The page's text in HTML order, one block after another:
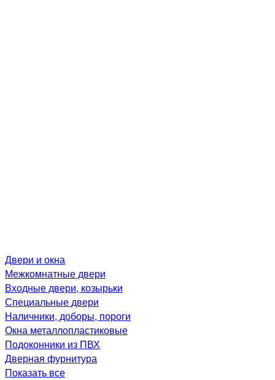
Двери и окна
Межкомнатные двери
Входные двери, козырьки
Специальные двери
Наличники, доборы, пороги
Окна металлопластиковые
Подоконники из ПВХ
Дверная фурнитура
Показать все